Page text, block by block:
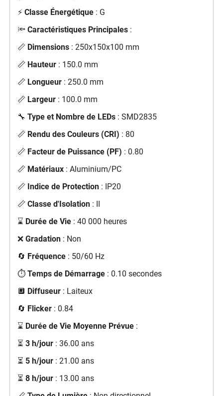
⚡ Classe Énergétique: G
🔦 Caractéristiques Principales:
📏 Dimensions: 250x150x100 mm
📏 Hauteur: 150.0 mm
📏 Longueur: 250.0 mm
📏 Largeur: 100.0 mm
🔧 Type et Nombre de LEDs: SMD2835
📏 Rendu des Couleurs (CRI) : 80
📏 Facteur de Puissance (PF) : 0.80
📏 Matériaux: Aluminium/PC
📏 Indice de Protection: IP20
📏 Classe d'Isolation: II
⌛ Durée de Vie: 40 000 heures
❌ Gradation: Non
🔄 Fréquence: 50/60 Hz
⏱️ Temps de Démarrage: 0.10 secondes
🔲 Diffuseur: Laiteux
🔄 Flicker: 0.84
⌛ Durée de Vie Moyenne Prévue:
⏳ 3 h/jour: 36.00 ans
⏳ 5 h/jour: 21.00 ans
⏳ 8 h/jour: 13.00 ans